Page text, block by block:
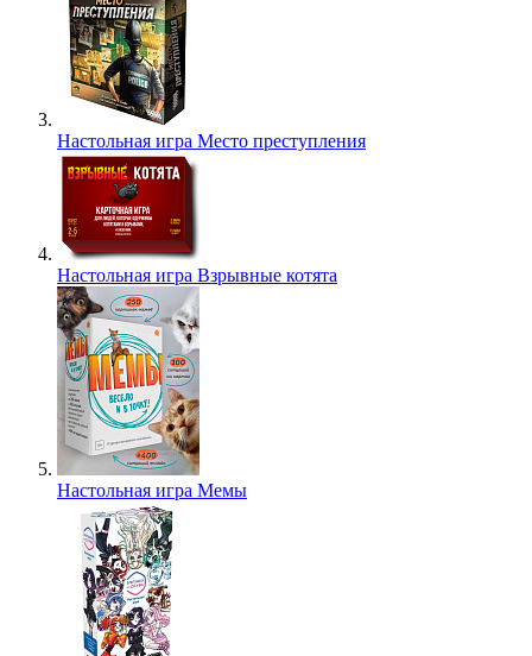
Настольная игра Место преступления
Настольная игра Взрывные котята
Настольная игра Мемы